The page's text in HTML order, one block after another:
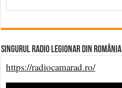
Singurul Radio Legionar din România
https://radiocamarad.ro/